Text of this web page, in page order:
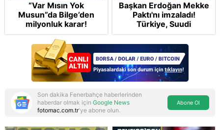
“Var Mısın Yok
Musun”da Bilge’den
milyonluk karar!
Başkan Erdoğan Mekke
Paktı'nı imzaladı!
Türkiye, Suudi
Arabistan ve
Pakistan'dan stratejik
güvenlik adımı:
Anlaşmanın tüm
detayları
Son dakika Fenerbahçe haberlerinden
haberdar olmak için Google News
fotomac.com.tr'ye abone olun.
Abone Ol